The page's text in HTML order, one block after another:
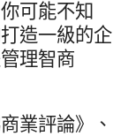
可能不知
造一級的企
理智商
業評論》、